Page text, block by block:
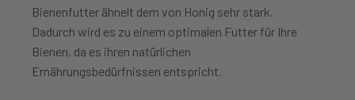
Bienenfutter ähnelt dem von Honig sehr stark.
Dadurch wird es zu einem optimalen Futter für Ihre
Bienen, da es ihren natürlichen
Ernährungsbedürfnissen entspricht.